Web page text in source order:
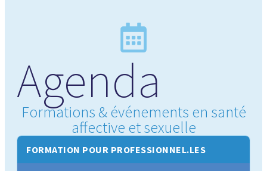
Agenda
Formations & événements en santé
affective et sexuelle
FORMATION POUR PROFESSIONNEL.LES